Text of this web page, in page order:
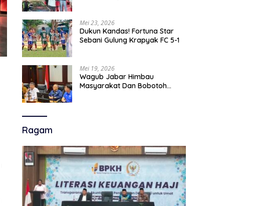
Mei 23, 2026
Dukun Kandas! Fortuna Star
Sebani Gulung Krapyak FC 5-1
Mei 19, 2026
Wagub Jabar Himbau
Masyarakat Dan Bobotoh
Ragam